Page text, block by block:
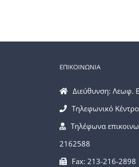
ΕΠΙΚΟΙΝΩΝΙΑ
Διεύθυνση: Λεωφ.
Τηλεφωνικό
Τηλέφωνα
2162588
Fax: 213-216-2898